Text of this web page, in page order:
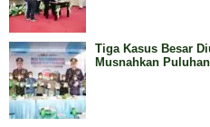
Tiga Kasus Besar
Musnahkan